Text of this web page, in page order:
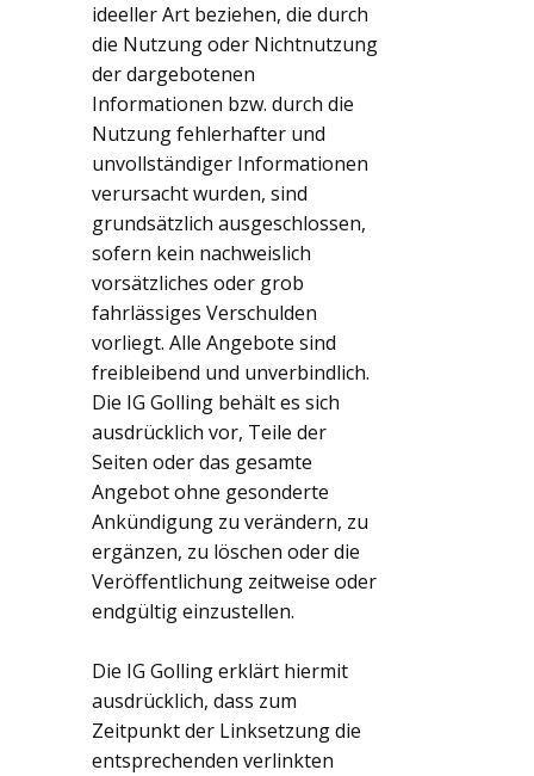
ideeller Art beziehen, die durch
die Nutzung oder Nichtnutzung
der dargebotenen
Informationen bzw. durch die
Nutzung fehlerhafter und
unvollständiger Informationen
verursacht wurden, sind
grundsätzlich ausgeschlossen,
sofern kein nachweislich
vorsätzliches oder grob
fahrlässiges Verschulden
vorliegt. Alle Angebote sind
freibleibend und unverbindlich.
Die IG Golling behält es sich
ausdrücklich vor, Teile der
Seiten oder das gesamte
Angebot ohne gesonderte
Ankündigung zu verändern, zu
ergänzen, zu löschen oder die
Veröffentlichung zeitweise oder
endgültig einzustellen.
Die IG Golling erklärt hiermit
ausdrücklich, dass zum
Zeitpunkt der Linksetzung die
entsprechenden verlinkten